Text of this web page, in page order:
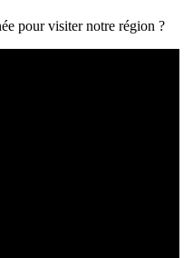
pour visiter notre région ?